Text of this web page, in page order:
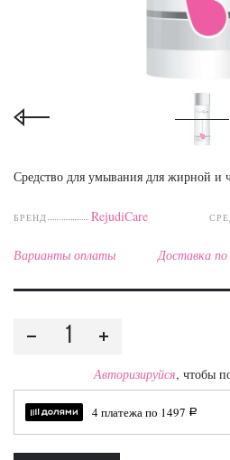
Средство для умывания для жирной и
БРЕНД RejudiCare
Варианты оплаты Доставка
Авторизируйся, чтобы
4 платежа по 1497 a